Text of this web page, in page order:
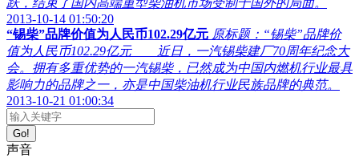
2013-10-14 01:50:20
“锡柴”品牌价值为人民币102.29亿元 原标题：“锡柴”品牌价
值为人民币102.29亿元 近日，一汽锡柴建厂70周年纪念大
会。拥有多重优势的一汽锡柴，已然成为中国内燃机行业最具
影响力的品牌之一，亦是中国柴油机行业民族品牌的典范。
2013-10-21 01:00:34
Go!
声音